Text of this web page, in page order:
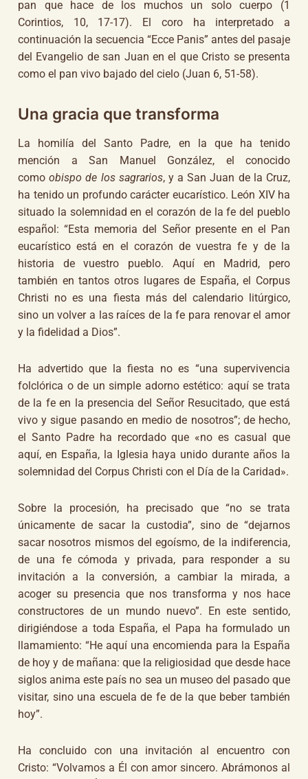
pan que hace de los muchos un solo cuerpo (1
Corintios, 10, 17-17). El coro ha interpretado a
continuación la secuencia “Ecce Panis” antes del pasaje
del Evangelio de san Juan en el que Cristo se presenta
como el pan vivo bajado del cielo (Juan 6, 51-58).
Una gracia que transforma
La homilía del Santo Padre, en la que ha tenido
mención a San Manuel González, el conocido
comoobispo de los sagrarios, y a San Juan de la Cruz,
ha tenido un profundo carácter eucarístico. León XIV ha
situado la solemnidad en el corazón de la fe del pueblo
español: “Esta memoria del Señor presente en el Pan
eucarístico está en el corazón de vuestra fe y de la
historia de vuestro pueblo. Aquí en Madrid, pero
también en tantos otros lugares de España, el Corpus
Christi no es una fiesta más del calendario litúrgico,
sino un volver a las raíces de la fe para renovar el amor
y la fidelidad a Dios”.
Ha advertido que la fiesta no es “una supervivencia
folclórica o de un simple adorno estético: aquí se trata
de la fe en la presencia del Señor Resucitado, que está
vivo y sigue pasando en medio de nosotros”; de hecho,
el Santo Padre ha recordado que «no es casual que
aquí, en España, la Iglesia haya unido durante años la
solemnidad del Corpus Christi con el Día de la Caridad».
Sobre la procesión, ha precisado que “no se trata
únicamente de sacar la custodia”, sino de “dejarnos
sacar nosotros mismos del egoísmo, de la indiferencia,
de una fe cómoda y privada, para responder a su
invitación a la conversión, a cambiar la mirada, a
acoger su presencia que nos transforma y nos hace
constructores de un mundo nuevo”. En este sentido,
dirigiéndose a toda España, el Papa ha formulado un
llamamiento: “He aquí una encomienda para la España
de hoy y de mañana: que la religiosidad que desde hace
siglos anima este país no sea un museo del pasado que
visitar, sino una escuela de fe de la que beber también
hoy”.
Ha concluido con una invitación al encuentro con
Cristo: “Volvamos a Él con amor sincero. Abrámonos al